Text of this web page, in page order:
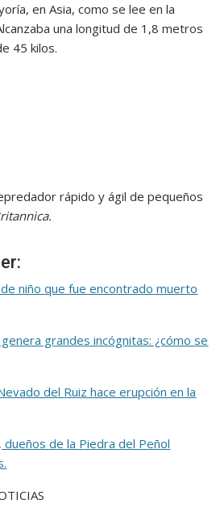
en Asia, como se lee en la
una longitud de 1,8 metros
45 kilos.
rápido y ágil de pequeños
niño que fue encontrado muerto
grandes incógnitas: ¿cómo se
del Ruiz hace erupción en la
de la Piedra del Peñol